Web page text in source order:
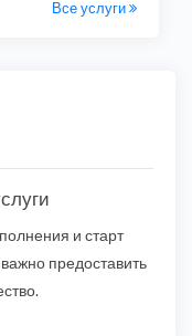
Все услуги
и старт
предоставить